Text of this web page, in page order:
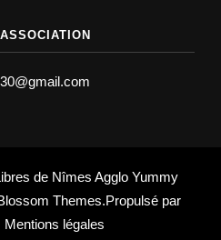
de Nîmes Agglo Yummy
Themes.Propulsé par
Mentions légales